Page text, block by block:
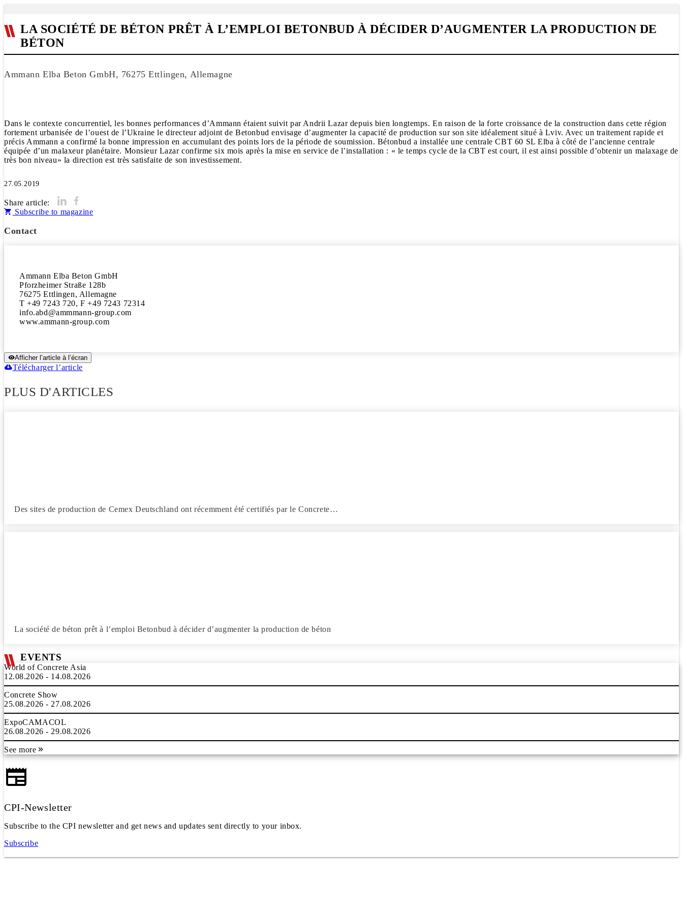
LA SOCIÉTÉ DE BÉTON PRÊT À L’EMPLOI BETONBUD À DÉCIDER D’AUGMENTER LA PRODUCTION DE
BÉTON
Ammann Elba Beton GmbH, 76275 Ettlingen, Allemagne
Dans le contexte concurrentiel, les bonnes performances d’Ammann étaient suivit par Andrii Lazar depuis bien longtemps. En raison de la forte croissance de la construction dans cette région
fortement urbanisée de l’ouest de l’Ukraine le directeur adjoint de Betonbud envisage d’augmenter la capacité de production sur son site idéalement situé à Lviv. Avec un traitement rapide et
précis Ammann a confirmé la bonne impression en accumulant des points lors de la période de soumission. Bétonbud a installée une centrale CBT 60 SL Elba à côté de l’ancienne centrale
équipée d’un malaxeur planétaire. Monsieur Lazar confirme six mois après la mise en service de l’installation : « le temps cycle de la CBT est court, il est ainsi possible d’obtenir un malaxage de
très bon niveau» la direction est très satisfaite de son investissement.
27.05.2019
Share article:
Subscribe to magazine
Contact
Ammann Elba Beton GmbH
Pforzheimer Straße 128b
76275 Ettlingen, Allemagne
T +49 7243 720, F +49 7243 72314
info.abd@ammmann-group.com
www.ammann-group.com
Afficher l’article à l’écran
Télécharger l’article
PLUS D'ARTICLES
Des sites de production de Cemex Deutschland ont récemment été certifiés par le Concrete…
La société de béton prêt à l’emploi Betonbud à décider d’augmenter la production de béton
EVENTS
World of Concrete Asia
12.08.2026 - 14.08.2026
Concrete Show
25.08.2026 - 27.08.2026
ExpoCAMACOL
26.08.2026 - 29.08.2026
See more
CPI-Newsletter
Subscribe to the CPI newsletter and get news and updates sent directly to your inbox.
Subscribe